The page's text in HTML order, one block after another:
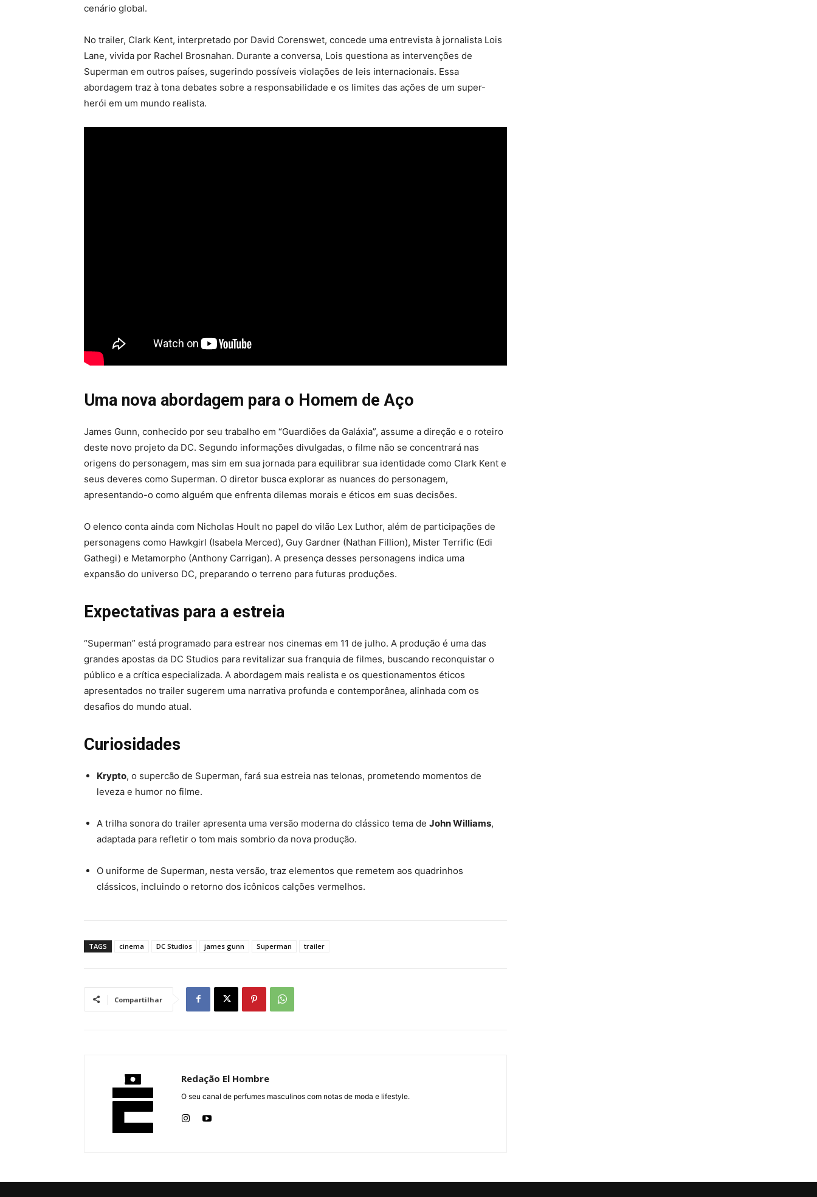
cenário global.
No trailer, Clark Kent, interpretado por David Corenswet, concede uma entrevista à jornalista Lois
Lane, vivida por Rachel Brosnahan. Durante a conversa, Lois questiona as intervenções de
Superman em outros países, sugerindo possíveis violações de leis internacionais. Essa
abordagem traz à tona debates sobre a responsabilidade e os limites das ações de um super-
herói em um mundo realista.
Uma nova abordagem para o Homem de Aço
James Gunn, conhecido por seu trabalho em “Guardiões da Galáxia”, assume a direção e o roteiro
deste novo projeto da DC. Segundo informações divulgadas, o filme não se concentrará nas
origens do personagem, mas sim em sua jornada para equilibrar sua identidade como Clark Kent e
seus deveres como Superman. O diretor busca explorar as nuances do personagem,
apresentando-o como alguém que enfrenta dilemas morais e éticos em suas decisões.
O elenco conta ainda com Nicholas Hoult no papel do vilão Lex Luthor, além de participações de
personagens como Hawkgirl (Isabela Merced), Guy Gardner (Nathan Fillion), Mister Terrific (Edi
Gathegi) e Metamorpho (Anthony Carrigan). A presença desses personagens indica uma
expansão do universo DC, preparando o terreno para futuras produções.
Expectativas para a estreia
“Superman” está programado para estrear nos cinemas em 11 de julho. A produção é uma das
grandes apostas da DC Studios para revitalizar sua franquia de filmes, buscando reconquistar o
público e a crítica especializada. A abordagem mais realista e os questionamentos éticos
apresentados no trailer sugerem uma narrativa profunda e contemporânea, alinhada com os
desafios do mundo atual.
Curiosidades
Krypto, o supercão de Superman, fará sua estreia nas telonas, prometendo momentos de
leveza e humor no filme.
A trilha sonora do trailer apresenta uma versão moderna do clássico tema de John Williams,
adaptada para refletir o tom mais sombrio da nova produção.
O uniforme de Superman, nesta versão, traz elementos que remetem aos quadrinhos
clássicos, incluindo o retorno dos icônicos calções vermelhos.
TAGS cinema DC Studios james gunn Superman trailer
Compartilhar
Redação El Hombre
O seu canal de perfumes masculinos com notas de moda e lifestyle.